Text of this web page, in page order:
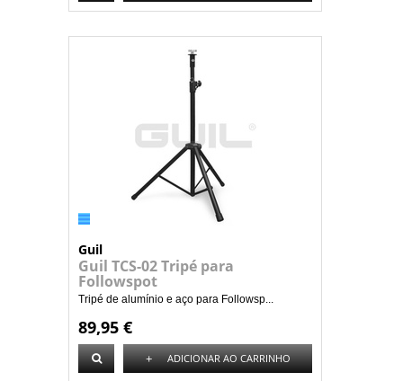
Guil
Guil TCS-02 Tripé para
Followspot
Tripé de alumínio e aço para Followsp...
89,95 €
+ ADICIONAR AO CARRINHO